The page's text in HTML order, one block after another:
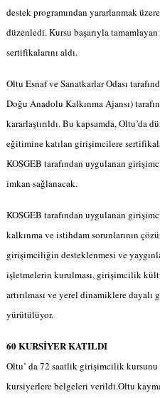
destek programından yararlanmak
düzenledi. Kursu başarıyla
sertifikalarını aldı.
Oltu Esnaf ve Sanatkarlar Odası
Doğu Anadolu Kalkınma Ajansı)
kararlaştırıldı. Bu kapsamda, Oltu’da
eğitimine katılan girişimcilere
KOSGEB tarafından uygulanan
imkan sağlanacak.
KOSGEB tarafından uygulanan
kalkınma ve istihdam sorunlarının
girişimciliğin desteklenmesi ve
işletmelerin kurulması, girişimcilik
artırılması ve yerel dinamiklere
yürütülüyor.
60 KURSİYER KATILDI
Oltu’ da 72 saatlik girişimcilik
kursiyerlere belgeleri verildi.Oltu